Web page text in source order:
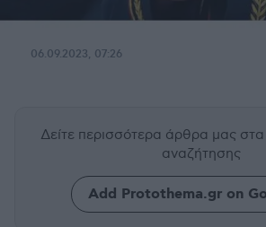
06.09.2023, 07:26
Δείτε περισσότερα άρθρα μας
αναζήτησης
Add Protothema.gr on